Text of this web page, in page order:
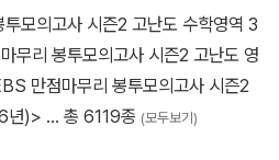
모의고사 시즌2 고난도 수학영역 3
무리 봉투모의고사 시즌2 고난도 영
만점마무리 봉투모의고사 시즌2
년)> … 총 6119종 (모두보기)